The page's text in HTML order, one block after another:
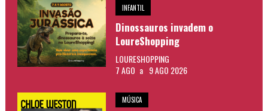
INFANTIL
Dinossauros invadem o
LoureShopping
LOURESHOPPING
7 AGO a 9 AGO 2026
MÚSICA